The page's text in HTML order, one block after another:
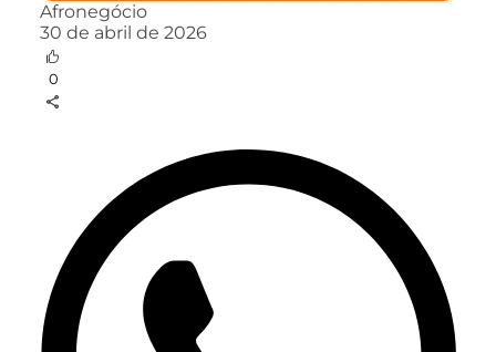
Afronegócio
30 de abril de 2026
0